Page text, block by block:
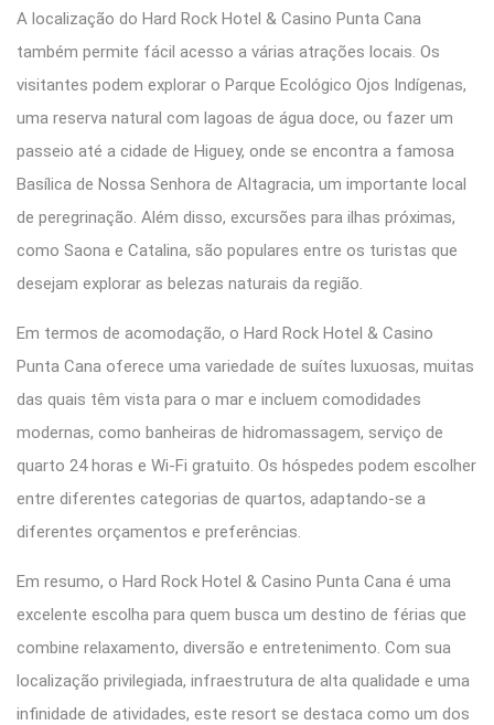
A localização do Hard Rock Hotel & Casino Punta Cana
também permite fácil acesso a várias atrações locais. Os
visitantes podem explorar o Parque Ecológico Ojos Indígenas,
uma reserva natural com lagoas de água doce, ou fazer um
passeio até a cidade de Higuey, onde se encontra a famosa
Basílica de Nossa Senhora de Altagracia, um importante local
de peregrinação. Além disso, excursões para ilhas próximas,
como Saona e Catalina, são populares entre os turistas que
desejam explorar as belezas naturais da região.
Em termos de acomodação, o Hard Rock Hotel & Casino
Punta Cana oferece uma variedade de suítes luxuosas, muitas
das quais têm vista para o mar e incluem comodidades
modernas, como banheiras de hidromassagem, serviço de
quarto 24 horas e Wi-Fi gratuito. Os hóspedes podem escolher
entre diferentes categorias de quartos, adaptando-se a
diferentes orçamentos e preferências.
Em resumo, o Hard Rock Hotel & Casino Punta Cana é uma
excelente escolha para quem busca um destino de férias que
combine relaxamento, diversão e entretenimento. Com sua
localização privilegiada, infraestrutura de alta qualidade e uma
infinidade de atividades, este resort se destaca como um dos